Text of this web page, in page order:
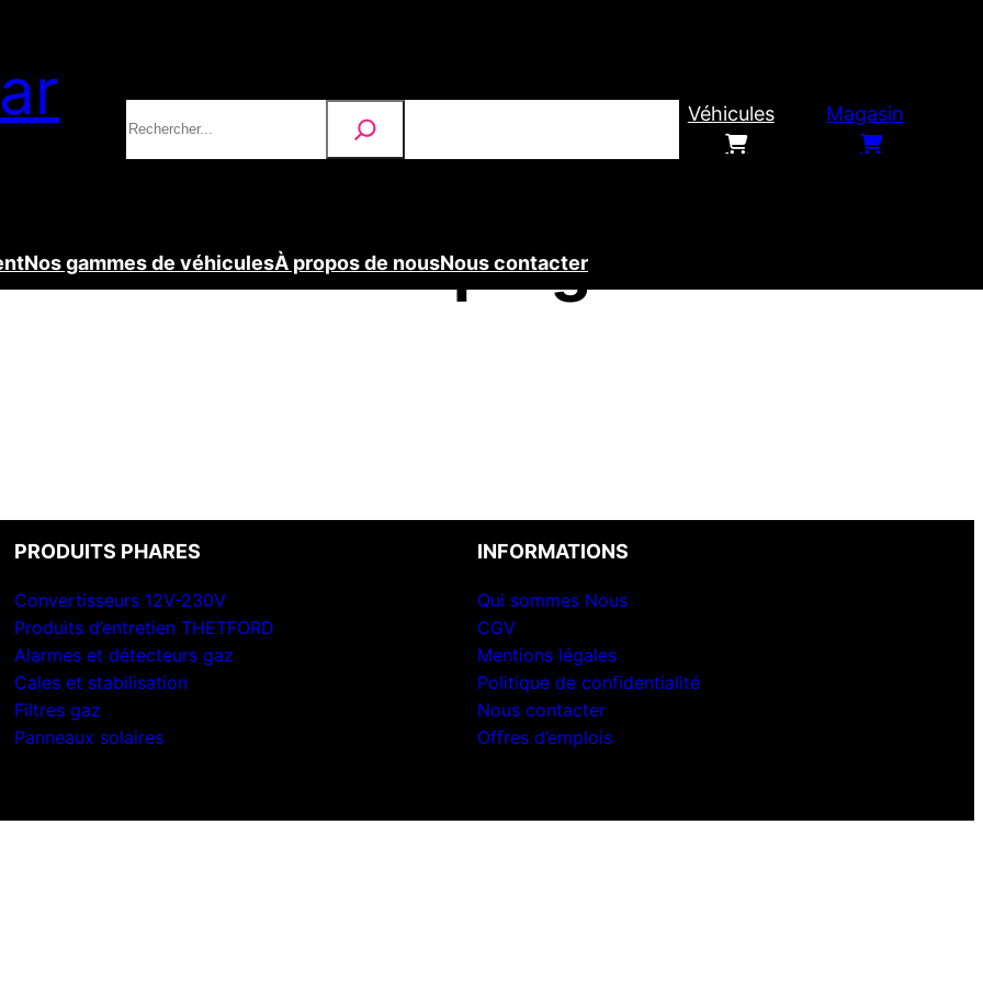
Véhicules Magasin
Nos gammes de véhiculesÀ propos de nousNous contacter
son camping-car en
PRODUITS PHARES
Convertisseurs 12V-230V
Produits d’entretien THETFORD
Alarmes et détecteurs gaz
Cales et stabilisation
Filtres gaz
Panneaux solaires
INFORMATIONS
Qui sommes Nous
CGV
Mentions légales
Politique de confidentialité
Nous contacter
Offres d’emplois